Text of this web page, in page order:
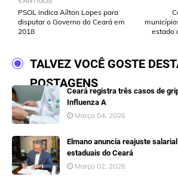
estado
PSOL indica Aílton Lopes para
disputar o Governo do Ceará em
2018
TALVEZ VOCÊ GOSTE
POSTAGENS
Ceará registra três casos de
Influenza A
Março 04, 2026
Elmano anuncia reajuste
estaduais do Ceará
Março 02, 2026